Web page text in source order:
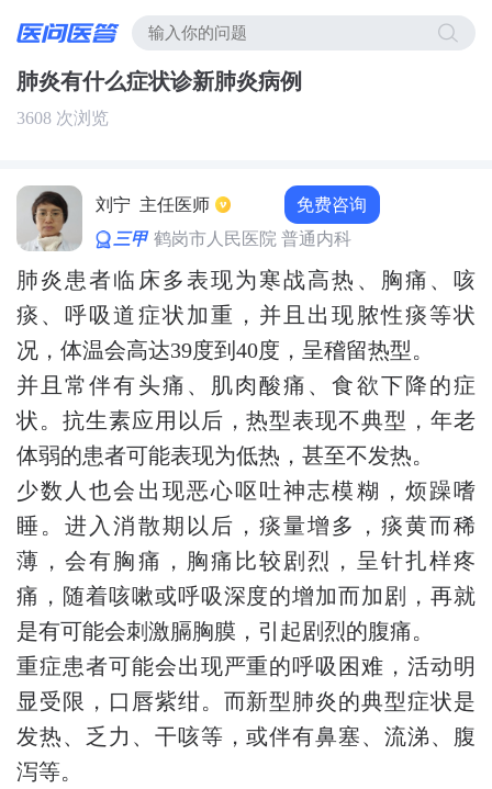
肺炎有什么症状诊新肺炎病例
3608 次浏览
刘宁 主任医师 免费咨询
三甲 鹤岗市人民医院 普通内科
肺炎患者临床多表现为寒战高热、胸痛、咳
痰、呼吸道症状加重，并且出现脓性痰等状
况，体温会高达39度到40度，呈稽留热型。
并且常伴有头痛、肌肉酸痛、食欲下降的症
状。抗生素应用以后，热型表现不典型，年老
体弱的患者可能表现为低热，甚至不发热。
少数人也会出现恶心呕吐神志模糊，烦躁嗜
睡。进入消散期以后，痰量增多，痰黄而稀
薄，会有胸痛，胸痛比较剧烈，呈针扎样疼
痛，随着咳嗽或呼吸深度的增加而加剧，再就
是有可能会刺激膈胸膜，引起剧烈的腹痛。
重症患者可能会出现严重的呼吸困难，活动明
显受限，口唇紫绀。而新型肺炎的典型症状是
发热、乏力、干咳等，或伴有鼻塞、流涕、腹
泻等。